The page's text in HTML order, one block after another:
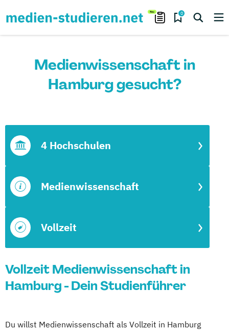
0
Medienwissenschaft in
Hamburg gesucht?
Vollzeit
Medienwissenschaft
4 Hochschulen
Vollzeit Medienwissenschaft in
Hamburg - Dein Studienführer
Du willst Medienwissenschaft als Vollzeit in Hamburg